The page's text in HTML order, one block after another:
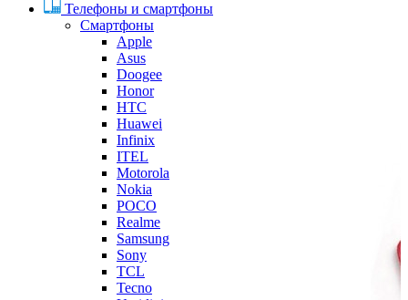
Телефоны и смартфоны
Смартфоны
Apple
Asus
Doogee
Honor
HTC
Huawei
Infinix
ITEL
Motorola
Nokia
POCO
Realme
Samsung
Sony
TCL
Tecno